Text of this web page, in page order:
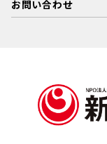
お問い合わせ